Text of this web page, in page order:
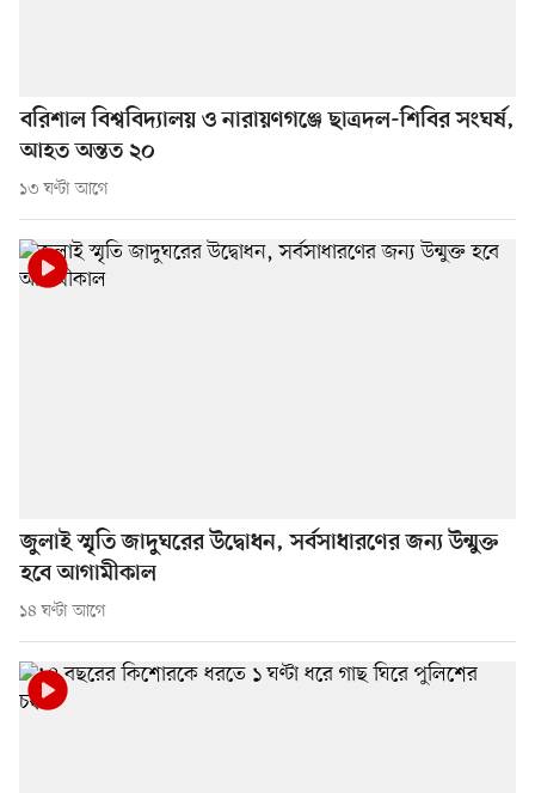
বরিশাল বিশ্ববিদ্যালয় ও নারায়ণগঞ্জে ছাত্রদল-শিবির সংঘর্ষ,
আহত অন্তত ২০
১৩ ঘণ্টা আগে
জুলাই স্মৃতি জাদুঘরের উদ্বোধন, সর্বসাধারণের জন্য উন্মুক্ত
হবে আগামীকাল
১৪ ঘণ্টা আগে